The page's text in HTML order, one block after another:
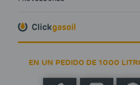
EN UN PEDIDO DE 1000